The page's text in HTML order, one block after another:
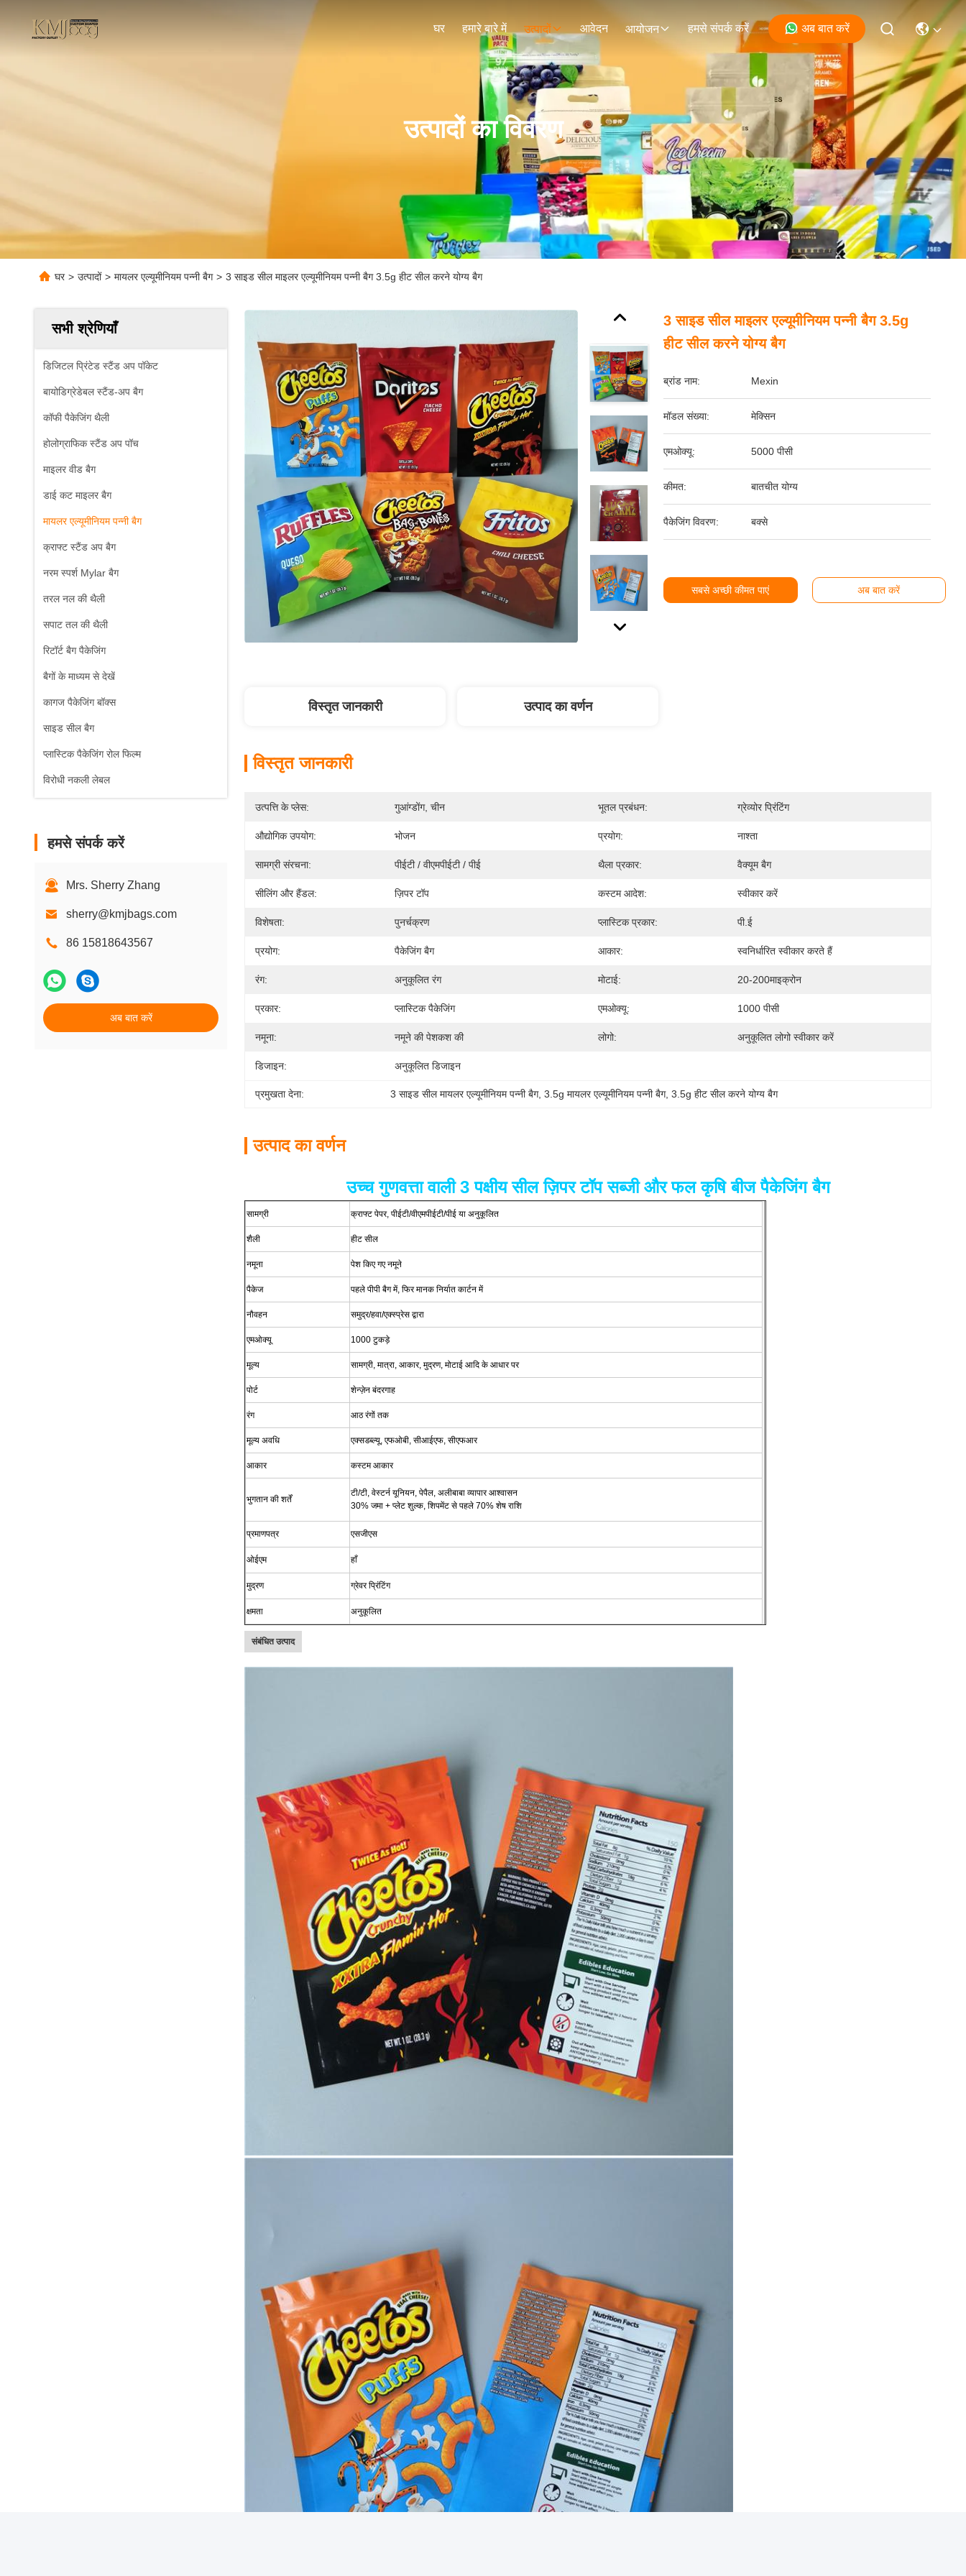
घर हमारे बारे में उत्पादों आवेदन आयोजन हमसे संपर्क करें अब बात करें
उत्पादों का विवरण
घर > उत्पादों > मायलर एल्यूमीनियम पन्नी बैग > 3 साइड सील माइलर एल्यूमीनियम पन्नी बैग 3.5g हीट सील करने योग्य बैग
सभी श्रेणियाँ
डिजिटल प्रिंटेड स्टैंड अप पॉकेट
बायोडिग्रेडेबल स्टैंड-अप बैग
कॉफी पैकेजिंग थैली
होलोग्राफिक स्टैंड अप पॉच
माइलर वीड बैग
डाई कट माइलर बैग
मायलर एल्यूमीनियम पन्नी बैग
क्राफ्ट स्टैंड अप बैग
नरम स्पर्श Mylar बैग
तरल नल की थैली
सपाट तल की थैली
रिटॉर्ट बैग पैकेजिंग
बैगों के माध्यम से देखें
कागज पैकेजिंग बॉक्स
साइड सील बैग
प्लास्टिक पैकेजिंग रोल फिल्म
विरोधी नकली लेबल
हमसे संपर्क करें
Mrs. Sherry Zhang
sherry@kmjbags.com
86 15818643567
अब बात करें
3 साइड सील माइलर एल्यूमीनियम पन्नी बैग 3.5g
हीट सील करने योग्य बैग
ब्रांड नाम: Mexin
मॉडल संख्या: मेक्सिन
एमओक्यू: 5000 पीसी
कीमत: बातचीत योग्य
पैकेजिंग विवरण: बक्से
सबसे अच्छी कीमत पाएं अब बात करें
विस्तृत जानकारी उत्पाद का वर्णन
विस्तृत जानकारी
उत्पत्ति के प्लेस: गुआंग्डोंग, चीन भूतल प्रबंधन: ग्रेव्योर प्रिंटिंग
औद्योगिक उपयोग: भोजन प्रयोग: नाश्ता
सामग्री संरचना: पीईटी / वीएमपीईटी / पीई थैला प्रकार: वैक्यूम बैग
सीलिंग और हैंडल: ज़िपर टॉप कस्टम आदेश: स्वीकार करें
विशेषता: पुनर्चक्रण प्लास्टिक प्रकार: पी.ई
प्रयोग: पैकेजिंग बैग आकार: स्वनिर्धारित स्वीकार करते हैं
रंग: अनुकूलित रंग मोटाई: 20-200माइक्रोन
प्रकार: प्लास्टिक पैकेजिंग एमओक्यू: 1000 पीसी
नमूना: नमूने की पेशकश की लोगो: अनुकूलित लोगो स्वीकार करें
डिजाइन: अनुकूलित डिजाइन
प्रमुखता देना: 3 साइड सील मायलर एल्यूमीनियम पन्नी बैग, 3.5g मायलर एल्यूमीनियम पन्नी बैग, 3.5g हीट सील करने योग्य बैग
उत्पाद का वर्णन
उच्च गुणवत्ता वाली 3 पक्षीय सील ज़िपर टॉप सब्जी और फल कृषि बीज पैकेजिंग बैग
सामग्री क्राफ्ट पेपर, पीईटी/वीएमपीईटी/पीई या अनुकूलित
शैली हीट सील
नमूना पेश किए गए नमूने
पैकेज पहले पीपी बैग में, फिर मानक निर्यात कार्टन में
नौवहन समुद्र/हवा/एक्स्प्रेस द्वारा
एमओक्यू 1000 टुकड़े
मूल्य सामग्री, मात्रा, आकार, मुद्रण, मोटाई आदि के आधार पर
पोर्ट शेन्ज़ेन बंदरगाह
रंग आठ रंगों तक
मूल्य अवधि एक्सडब्ल्यू, एफओबी, सीआईएफ, सीएफआर
आकार कस्टम आकार
भुगतान की शर्तें
टी/टी, वेस्टर्न यूनियन, पेपैल, अलीबाबा व्यापार आश्वासन
30% जमा + प्लेट शुल्क, शिपमेंट से पहले 70% शेष राशि
प्रमाणपत्र एसजीएस
ओईएम हाँ
मुद्रण ग्रेवर प्रिंटिंग
क्षमता अनुकूलित
संबंधित उत्पाद